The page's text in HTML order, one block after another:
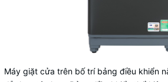
Máy giặt cửa trên bố trí bảng điều khiển